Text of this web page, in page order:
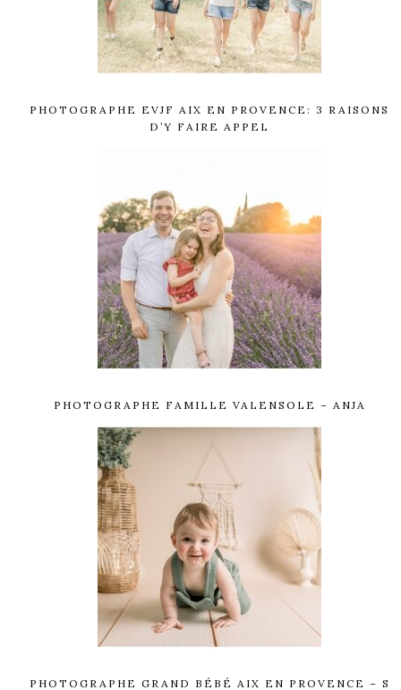
PHOTOGRAPHE EVJF AIX EN PROVENCE: 3 RAISONS
D’Y FAIRE APPEL
PHOTOGRAPHE FAMILLE VALENSOLE – ANJA
PHOTOGRAPHE GRAND BÉBÉ AIX EN PROVENCE – S